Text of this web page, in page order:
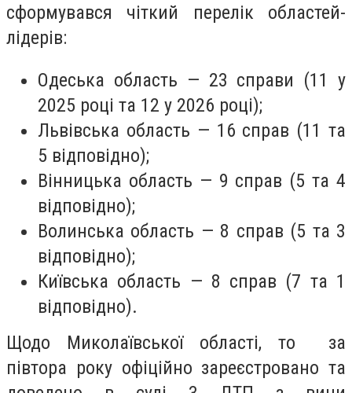
сформувався чіткий перелік областей-
лідерів:
Одеська область — 23 справи (11 у
2025 році та 12 у 2026 році);
Львівська область — 16 справ (11 та
5 відповідно);
Вінницька область — 9 справ (5 та 4
відповідно);
Волинська область — 8 справ (5 та 3
відповідно);
Київська область — 8 справ (7 та 1
відповідно).
Щодо Миколаївської області, то за
півтора року офіційно зареєстровано та